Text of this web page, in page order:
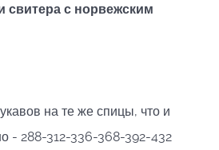
свитера с норвежским
на те же спицы, что и
- 288-312-336-368-392-432